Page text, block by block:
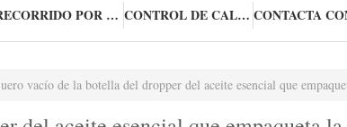
RECORRIDO POR LA FÁBRICA CONTROL DE CALIDAD
vacío de la botella del dropper del aceite esencial que